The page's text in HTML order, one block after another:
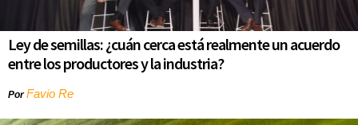
Ley de semillas: ¿cuán cerca está realmente un acuerdo
entre los productores y la industria?
PorFavio Re